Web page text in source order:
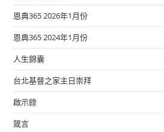
恩典365 2026年1月份
恩典365 2024年1月份
人生錦囊
台北基督之家主日崇拜
啟示錄
箴言